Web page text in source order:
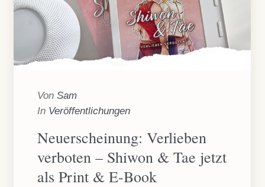
Von Sam
In Veröffentlichungen
Neuerscheinung: Verlieben
verboten – Shiwon & Tae jetzt
als Print & E-Book